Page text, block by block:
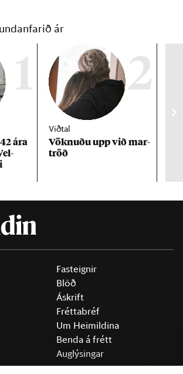
undanfarið ár
1
ára
2
Viðtal
Vökn­uðu upp við mar­
tröð
Fasteignir
Blöð
Áskrift
Fréttabréf
Um Heimildina
Benda á frétt
Auglýsingar